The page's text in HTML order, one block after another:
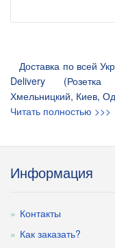
Доставка по всей
Delivery (Розетка
Хмельницкий, Киев,
Читать полностью >>>
Информация
Контакты
Как заказать?